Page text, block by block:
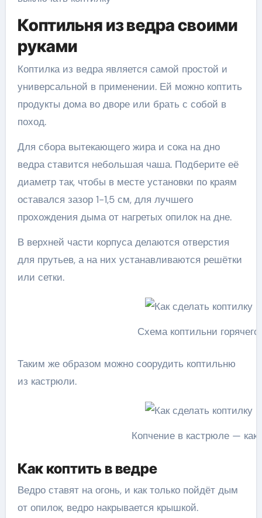
Коптильня из ведра своими
руками
Коптилка из ведра является самой простой и
универсальной в применении. Ей можно коптить
продукты дома во дворе или брать с собой в
поход.
Для сбора вытекающего жира и сока на дно
ведра ставится небольшая чаша. Подберите её
диаметр так, чтобы в месте установки по краям
оставался зазор 1-1,5 см, для лучшего
прохождения дыма от нагретых опилок на дне.
В верхней части корпуса делаются отверстия
для прутьев, а на них устанавливаются решётки
или сетки.
Схема коптильни
Таким же образом можно соорудить коптильню
из кастрюли.
Копчение в кастрюле — как
Как коптить в ведре
Ведро ставят на огонь, и как только пойдёт дым
от опилок, ведро накрывается крышкой.